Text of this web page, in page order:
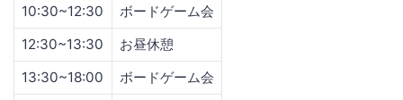
10:30~12:30
ボードゲーム会
12:30~13:30
お昼休憩
13:30~18:00
ボードゲーム会